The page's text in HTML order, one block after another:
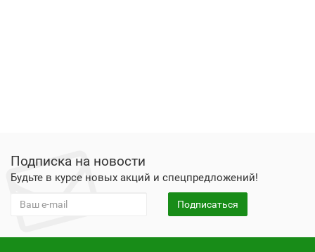
Подписка на новости
Будьте в курсе новых акций и спецпредложений!
Подписаться